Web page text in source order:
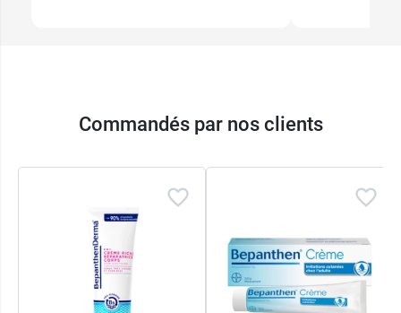
Commandés par nos clients